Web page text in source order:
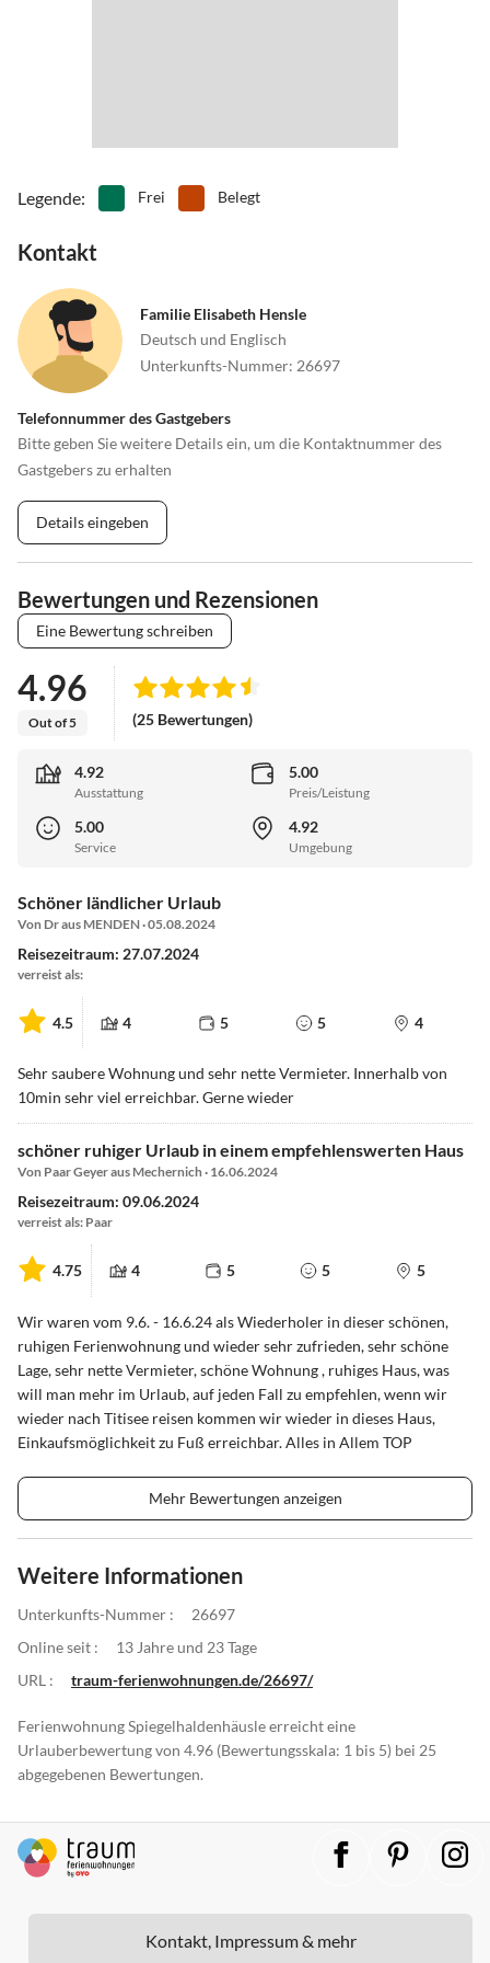
Legende: Frei Belegt
Kontakt
Familie Elisabeth Hensle
Deutsch und Englisch
Unterkunfts-Nummer: 26697
Telefonnummer des Gastgebers
Bitte geben Sie weitere Details ein, um die Kontaktnummer des
Gastgebers zu erhalten
Details eingeben
Bewertungen und Rezensionen
Eine Bewertung schreiben
4.96
Out of 5 (25 Bewertungen)
4.92
Ausstattung
5.00
Preis/Leistung
5.00
Service
4.92
Umgebung
Schöner ländlicher Urlaub
Von Dr aus MENDEN · 05.08.2024
Reisezeitraum: 27.07.2024
verreist als:
4.5 4 5 5 4
Sehr saubere Wohnung und sehr nette Vermieter. Innerhalb von
10min sehr viel erreichbar. Gerne wieder
schöner ruhiger Urlaub in einem empfehlenswerten Haus
Von Paar Geyer aus Mechernich · 16.06.2024
Reisezeitraum: 09.06.2024
verreist als: Paar
4.75 4 5 5 5
Wir waren vom 9.6. - 16.6.24 als Wiederholer in dieser schönen,
ruhigen Ferienwohnung und wieder sehr zufrieden, sehr schöne
Lage, sehr nette Vermieter, schöne Wohnung , ruhiges Haus, was
will man mehr im Urlaub, auf jeden Fall zu empfehlen, wenn wir
wieder nach Titisee reisen kommen wir wieder in dieses Haus,
Einkaufsmöglichkeit zu Fuß erreichbar. Alles in Allem TOP
Mehr Bewertungen anzeigen
Weitere Informationen
Unterkunfts-Nummer :
26697
Online seit :
13 Jahre und 23 Tage
URL :
traum-ferienwohnungen.de/26697/
Ferienwohnung Spiegelhaldenhäusle erreicht eine
Urlauberbewertung von 4.96 (Bewertungsskala: 1 bis 5) bei 25
abgegebenen Bewertungen.
Kontakt, Impressum & mehr